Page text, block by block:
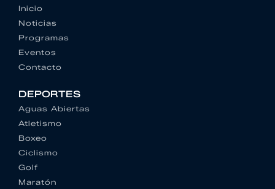
Inicio
Noticias
Programas
Eventos
Contacto
DEPORTES
Aguas Abiertas
Atletismo
Boxeo
Ciclismo
Golf
Maratón